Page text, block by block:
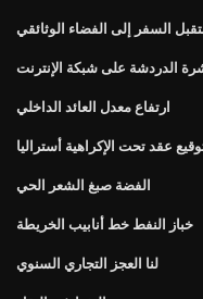
السفر إلى الفضاء الوثائقي
الدردشة على شبكة الإنترنت
ارتفاع معدل العائد الداخلي
عقد تحت الإكراهية أستراليا
الفضة صبغ الشعر الحي
خباز النفط خط أنابيب الخريطة
لنا العجز التجاري السنوي